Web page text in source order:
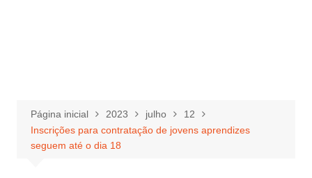
Página inicial 2023 julho
12
Inscrições para contratação de jovens aprendizes
seguem até o dia 18